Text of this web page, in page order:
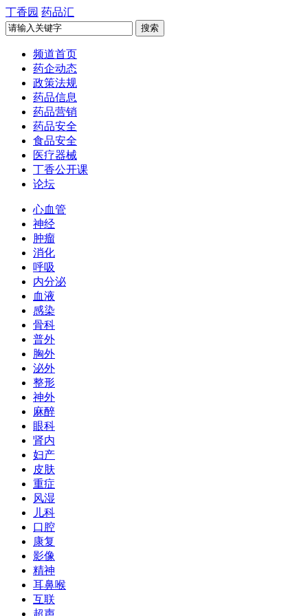
丁香园 药品汇
频道首页
药企动态
政策法规
药品信息
药品营销
药品安全
食品安全
医疗器械
丁香公开课
论坛
心血管
神经
肿瘤
消化
呼吸
内分泌
血液
感染
骨科
普外
胸外
泌外
整形
神外
麻醉
眼科
肾内
妇产
皮肤
重症
风湿
儿科
口腔
康复
影像
精神
耳鼻喉
互联
超声